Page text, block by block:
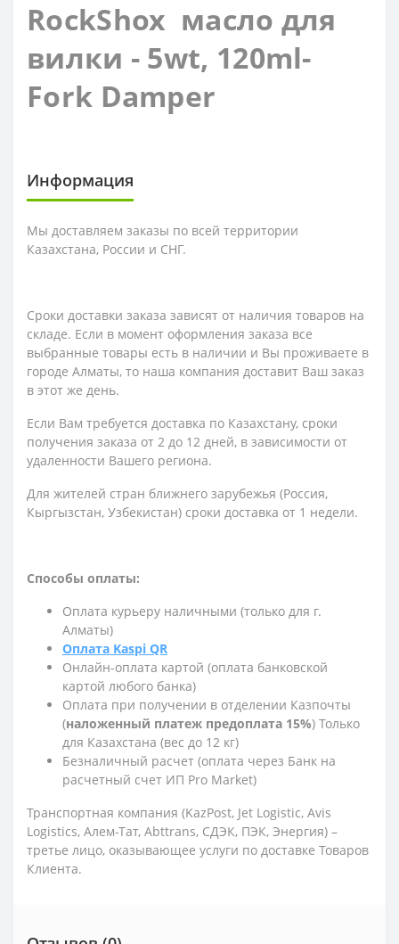
RockShox масло для
вилки - 5wt, 120ml-
Fork Damper
Информация
Мы доставляем заказы по всей территории
Казахстана, России и СНГ.
Сроки доставки заказа зависят от наличия товаров на
складе. Если в момент оформления заказа все
выбранные товары есть в наличии и Вы проживаете в
городе Алматы, то наша компания доставит Ваш заказ
в этот же день.
Если Вам требуется доставка по Казахстану, сроки
получения заказа от 2 до 12 дней, в зависимости от
удаленности Вашего региона.
Для жителей стран ближнего зарубежья (Россия,
Кыргызстан, Узбекистан) сроки доставка от 1 недели.
Способы оплаты:
Оплата курьеру наличными (только для г.
Алматы)
Оплата Kaspi QR
Онлайн-оплата картой (оплата банковской
картой любого банка)
Оплата при получении в отделении Казпочты
(наложенный платеж предоплата 15%) Только
для Казахстана (вес до 12 кг)
Безналичный расчет (оплата через Банк на
расчетный счет ИП Pro Market)
Транспортная компания (KazPost, Jet Logistic, Avis
Logistics, Алем-Тат, Abttrans, СДЭК, ПЭК, Энергия) –
третье лицо, оказывающее услуги по доставке Товаров
Клиента.